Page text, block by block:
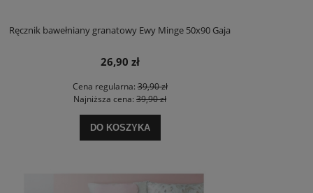
Ręcznik bawełniany granatowy Ewy Minge 50x90 Gaja
26,90 zł
Cena regularna:39,90 zł
Najniższa cena: 39,90 zł
DO KOSZYKA